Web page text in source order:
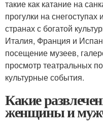
такие как катание на
прогулки на
странах с богатой
Италия, Франция и
посещение музеев,
просмотр театральных
культурные события.
Какие
женщины и